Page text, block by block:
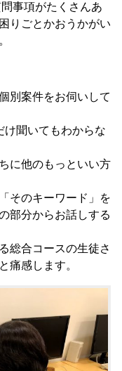
事項がたくさんあ
りごとかおうかがい
別案件をお伺いして
け聞いてもわからな
に他のもっといい方
そのキーワード」を
部分からお話しする
総合コースの生徒さ
痛感します。